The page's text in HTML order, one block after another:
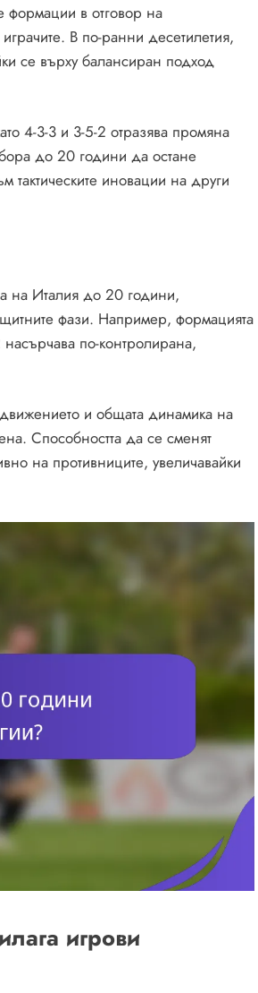
формации в отговор на
В по-ранни десетилетия,
се върху балансиран подход
4-3-3 и 3-5-2 отразява промяна
до 20 години да остане
иновации на други
на Италия до 20 години,
фази. Например, формацията
по-контролирана,
и общата динамика на
Способността да се сменят
на противниците, увеличавайки
игрови